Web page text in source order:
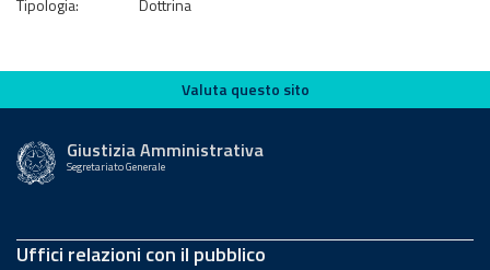
Tipologia:
Dottrina
Valuta questo sito
Valuta questo sito
Giustizia Amministrativa
Segretariato Generale
Uffici relazioni con il pubblico